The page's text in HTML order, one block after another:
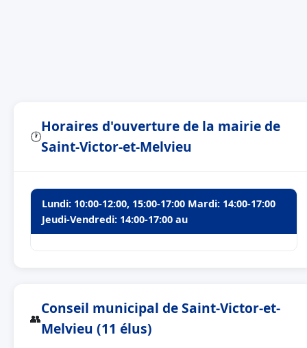
🕐
Horaires d'ouverture de la mairie de
Saint-Victor-et-Melvieu
Lundi: 10:00-12:00, 15:00-17:00 Mardi: 14:00-17:00
Jeudi-Vendredi: 14:00-17:00 au
👥
Conseil municipal de Saint-Victor-et-
Melvieu (11 élus)